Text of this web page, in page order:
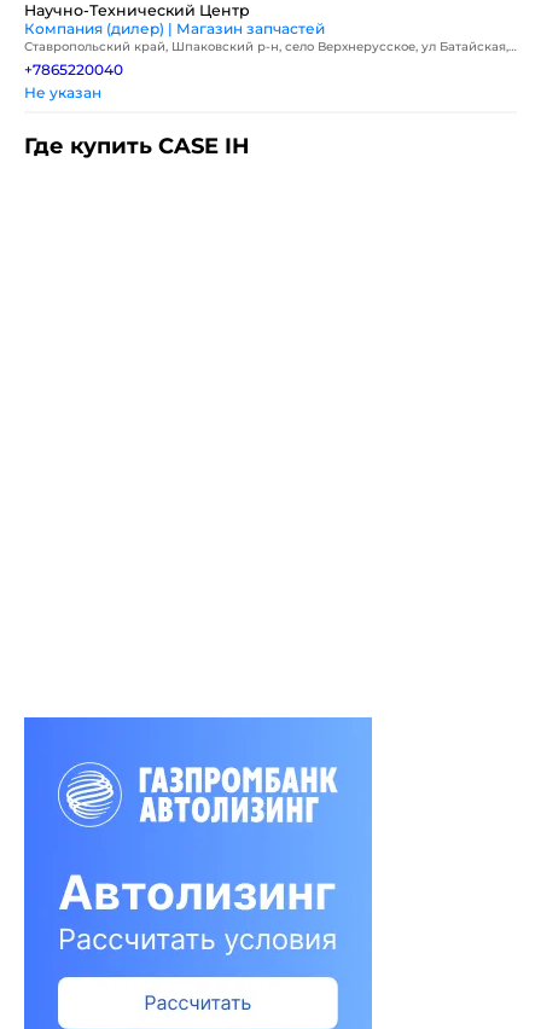
Научно-Технический Центр
Компания (дилер) | Магазин запчастей
Ставропольский край, Шпаковский р-н, село Верхнерусское, ул Батайская,
д 3
+7865220040
Не указан
Где купить CASE IH